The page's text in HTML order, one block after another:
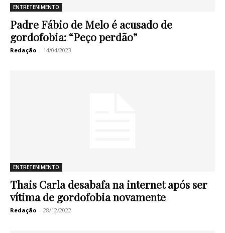
ENTRETENIMENTO
Padre Fábio de Melo é acusado de
gordofobia: “Peço perdão”
Redação - 14/04/2023
ENTRETENIMENTO
Thais Carla desabafa na internet após ser
vítima de gordofobia novamente
Redação - 28/12/2022